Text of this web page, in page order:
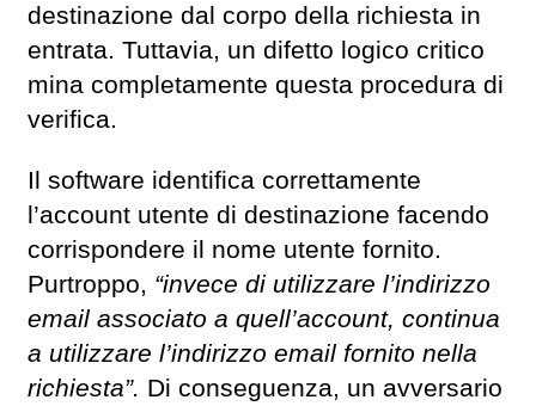
destinazione dal corpo della richiesta in
entrata. Tuttavia, un difetto logico critico
mina completamente questa procedura di
verifica.
Il software identifica correttamente
l’account utente di destinazione facendo
corrispondere il nome utente fornito.
Purtroppo, “invece di utilizzare l’indirizzo
email associato a quell’account, continua
a utilizzare l’indirizzo email fornito nella
richiesta”. Di conseguenza, un avversario